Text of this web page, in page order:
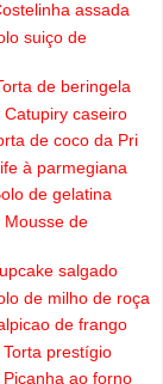
assada
suiço de
de beringela
Catupiry caseiro
de coco da Pri
à parmegiana
de gelatina
Mousse de
salgado
de milho de roça
de frango
Torta prestígio
Picanha ao forno